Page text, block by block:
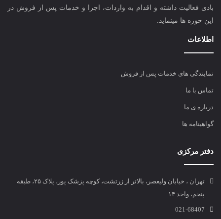
بادی فعالیت داشته و اقدام به واردات، اجرا و خدمات پس از فروش در
این حوزه ها مینماید.
اطلاعات
نمایندگی های خدمات پس از فروش
تماس با ما
درباره ی ما
گواهینامه ها
دفتر مرکزی
تهران ، خیابان ولیعصر، بالاتر از زرتشت، کوچه پزشک پور، پلاک ۲۵، طبقه
پنجم، واحد ۱۴
021-68407